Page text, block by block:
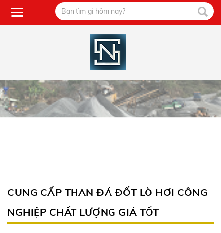
CUNG CẤP THAN ĐÁ ĐỐT LÒ HƠI CÔNG
NGHIỆP CHẤT LƯỢNG GIÁ TỐT